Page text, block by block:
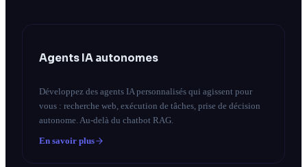
Agents IA autonomes
Développez des agents IA personnalisés qui agissent pour
vous : recherche web, exécution de tâches, prise de décision
autonome. Au-delà du chatbot RAG.
En savoir plus